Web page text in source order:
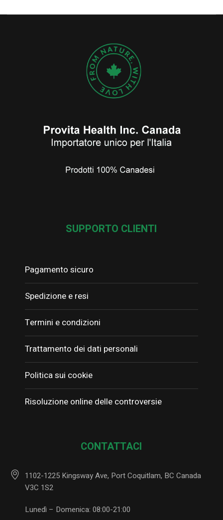
SUPPORTO CLIENTI
Pagamento sicuro
Spedizione e resi
Termini e condizioni
Trattamento dei dati personali
Politica sui cookie
Risoluzione online delle controversie
CONTATTACI
1102-1225 Kingsway Ave, Port Coquitlam, BC Canada
V3C 1S2
Lunedì – Domenica: 08:00-21:00